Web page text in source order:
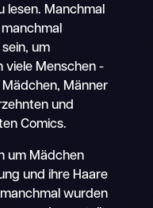
lesen. Manchmal
um
viele Menschen -
Männer
und
Comics.
um Mädchen
und ihre Haare
wurden